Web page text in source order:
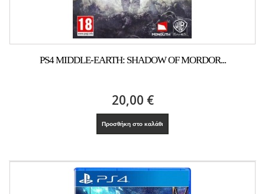
PS4 MIDDLE-EARTH: SHADOW OF MORDOR...
20,00 €
Προσθήκη στο καλάθι